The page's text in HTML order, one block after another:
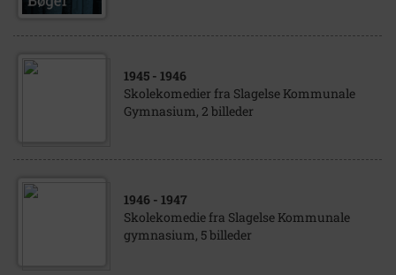
1945 - 1946
Skolekomedier fra Slagelse Kommunale
Gymnasium, 2 billeder
1946 - 1947
Skolekomedie fra Slagelse Kommunale
gymnasium, 5 billeder